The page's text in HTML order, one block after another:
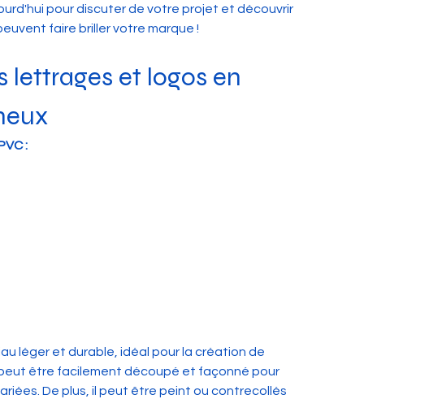
pour discuter de votre projet et découvrir
faire briller votre marque !
lettrages et logos en
:
léger et durable, idéal pour la création de
être facilement découpé et façonné pour
De plus, il peut être peint ou contrecollés